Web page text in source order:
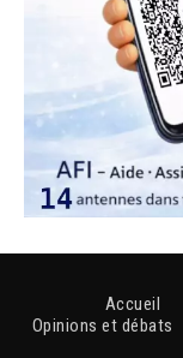
Accueil
Opinions et débats